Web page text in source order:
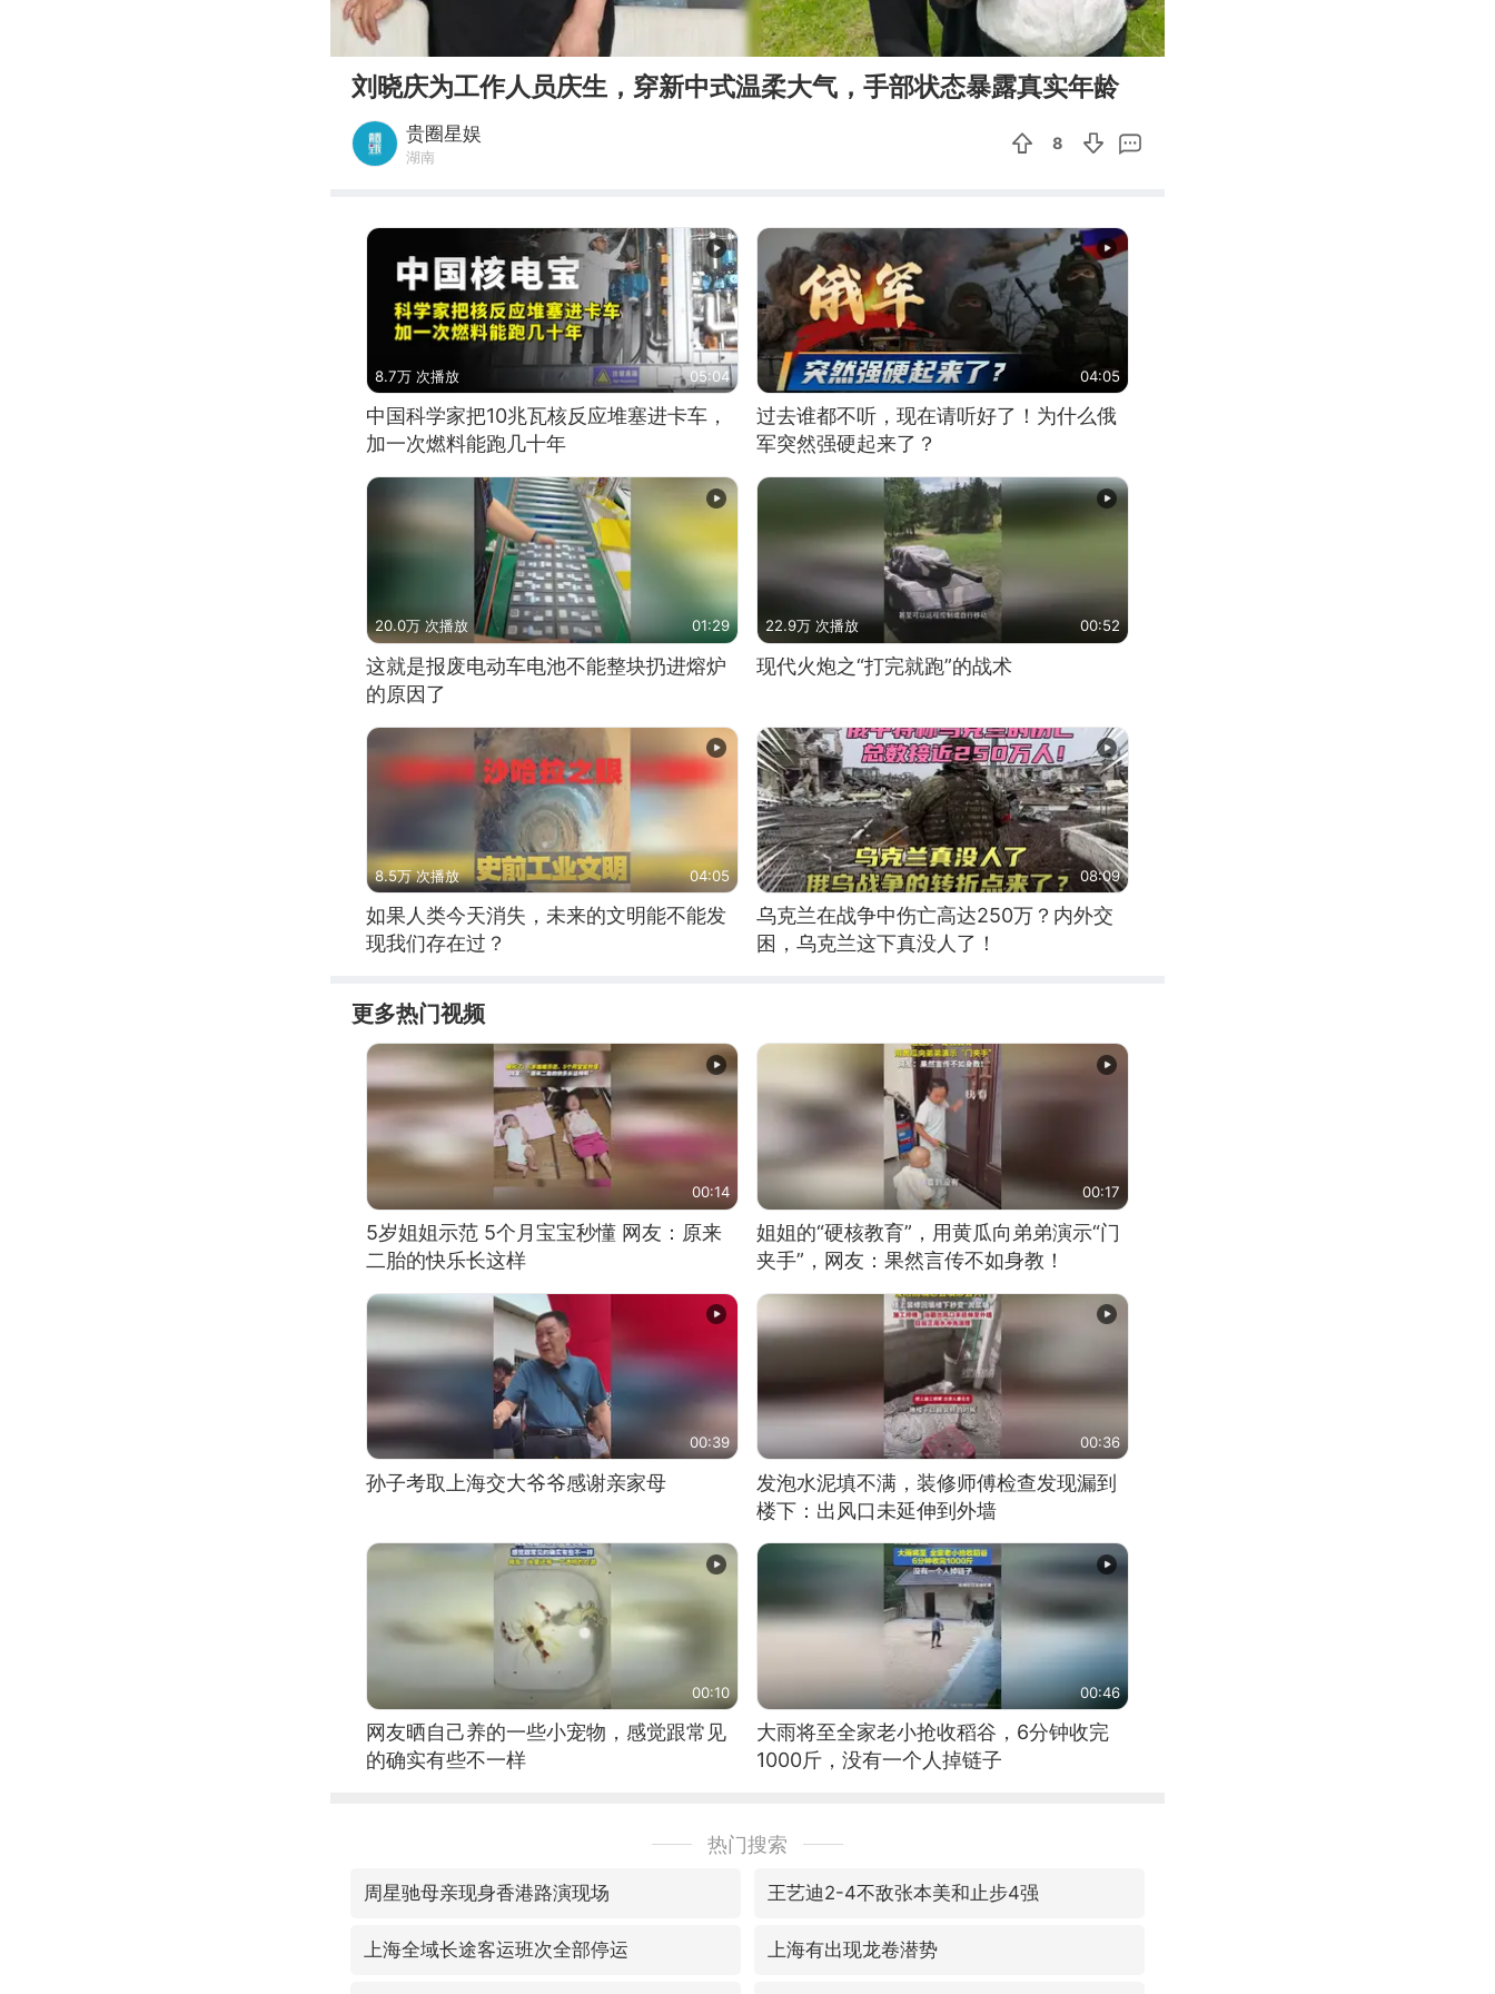
00:00 01:01
刘晓庆为工作人员庆生，穿新中式温柔大气，手部状态暴露真实年龄
贵圈星娱
湖南
8
8.7万 次播放 05:04
中国科学家把10兆瓦核反应堆塞进卡车，
加一次燃料能跑几十年
04:05
过去谁都不听，现在请听好了！为什么俄
军突然强硬起来了？
20.0万 次播放 01:29
这就是报废电动车电池不能整块扔进熔炉
的原因了
22.9万 次播放 00:52
现代火炮之“打完就跑”的战术
8.5万 次播放 04:05
如果人类今天消失，未来的文明能不能发
现我们存在过？
08:09
乌克兰在战争中伤亡高达250万？内外交
困，乌克兰这下真没人了！
更多热门视频
00:14
5岁姐姐示范 5个月宝宝秒懂 网友：原来
二胎的快乐长这样
00:17
姐姐的“硬核教育”，用黄瓜向弟弟演示“门
夹手”，网友：果然言传不如身教！
00:39
孙子考取上海交大爷爷感谢亲家母
00:36
发泡水泥填不满，装修师傅检查发现漏到
楼下：出风口未延伸到外墙
00:10
网友晒自己养的一些小宠物，感觉跟常见
的确实有些不一样
00:46
大雨将至全家老小抢收稻谷，6分钟收完
1000斤，没有一个人掉链子
热门搜索
周星驰母亲现身香港路演现场 王艺迪2-4不敌张本美和止步4强
上海全域长途客运班次全部停运 上海有出现龙卷潜势